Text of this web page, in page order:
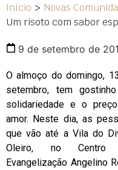
Início > Novas
Um risoto com sabor
9 de setembro de
O almoço do domingo,
setembro, tem
solidariedade e o
amor. Neste dia, as
que vão até a Vila do
Oleiro, no Centro
Evangelização Angelino